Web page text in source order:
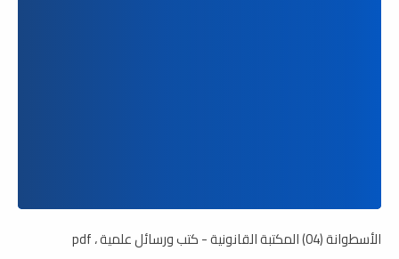
الأسطوانة (04) المكتبة القانونية - كتب ورسائل علمية ، pdf